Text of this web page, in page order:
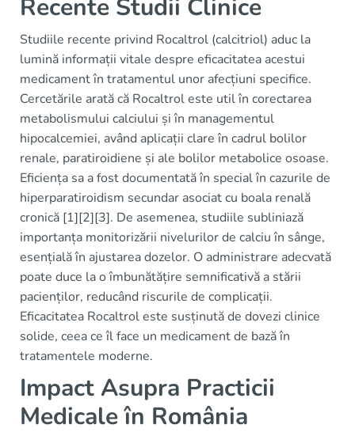
Recente Studii Clinice
Studiile recente privind Rocaltrol (calcitriol) aduc la
lumină informații vitale despre eficacitatea acestui
medicament în tratamentul unor afecțiuni specifice.
Cercetările arată că Rocaltrol este util în corectarea
metabolismului calciului și în managementul
hipocalcemiei, având aplicații clare în cadrul bolilor
renale, paratiroidiene și ale bolilor metabolice osoase.
Eficiența sa a fost documentată în special în cazurile de
hiperparatiroidism secundar asociat cu boala renală
cronică [1][2][3]. De asemenea, studiile subliniază
importanța monitorizării nivelurilor de calciu în sânge,
esențială în ajustarea dozelor. O administrare adecvată
poate duce la o îmbunătățire semnificativă a stării
pacienților, reducând riscurile de complicații.
Eficacitatea Rocaltrol este susținută de dovezi clinice
solide, ceea ce îl face un medicament de bază în
tratamentele moderne.
Impact Asupra Practicii
Medicale în România